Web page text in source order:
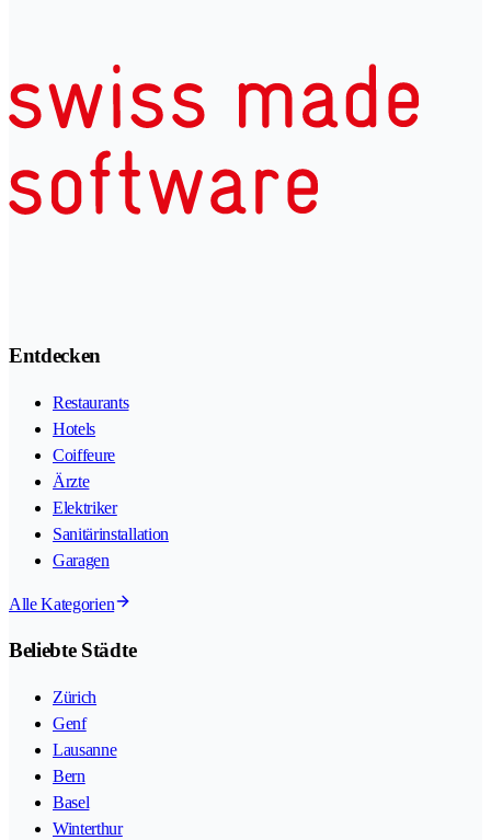
Entdecken
Restaurants
Hotels
Coiffeure
Ärzte
Elektriker
Sanitärinstallation
Garagen
Alle Kategorien
Beliebte Städte
Zürich
Genf
Lausanne
Bern
Basel
Winterthur